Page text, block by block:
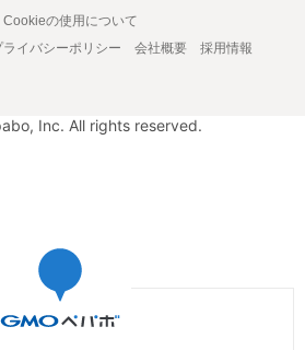
Cookieの使用について
ライバシーポリシー 会社概要
採用情報
Inc. All rights reserved.